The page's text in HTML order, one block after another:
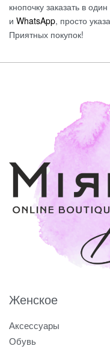
кнопочку заказать в
и WhatsApp, просто
Приятных покупок!
Женское
Аксессуары
Обувь